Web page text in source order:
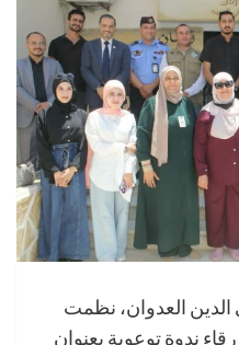
العدوان، نظمت
ندوة توعوية بعنوان